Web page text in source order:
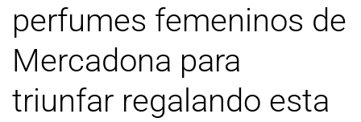
perfumes femeninos de
Mercadona para
triunfar regalando esta